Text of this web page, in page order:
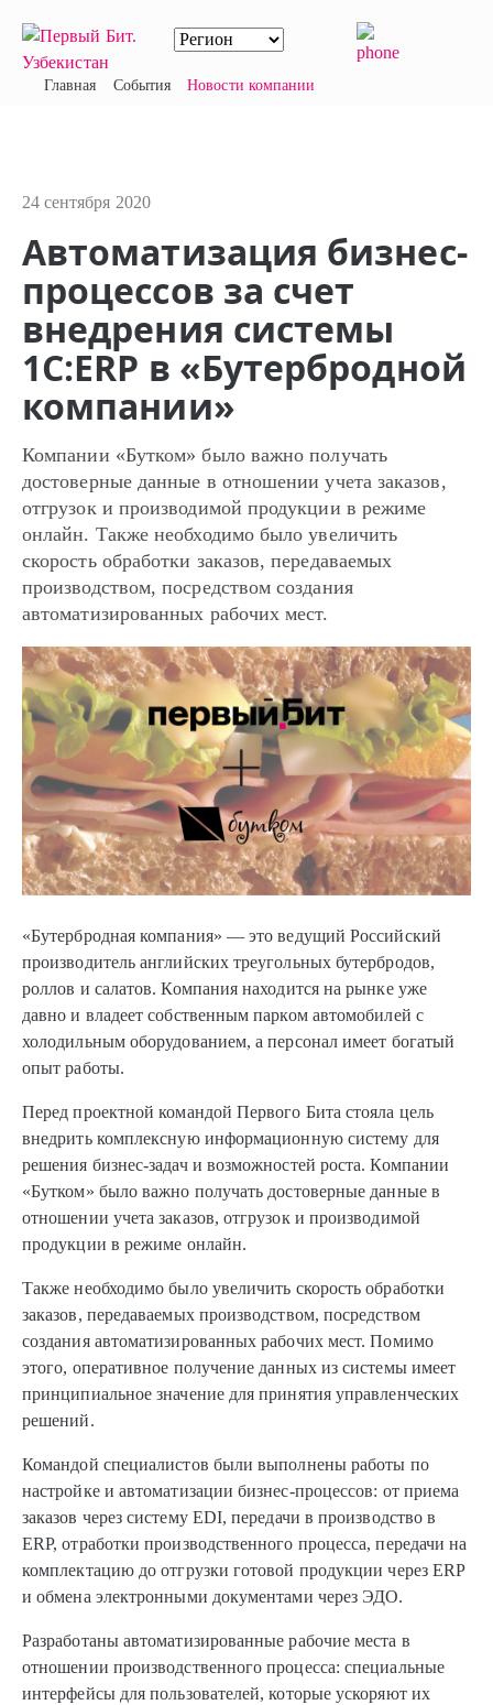
Главная События Новости компании
24 сентября 2020
Автоматизация бизнес-
процессов за счет
внедрения системы
1С:ERP в «Бутербродной
компании»
Компании «Бутком» было важно получать
достоверные данные в отношении учета заказов,
отгрузок и производимой продукции в режиме
онлайн. Также необходимо было увеличить
скорость обработки заказов, передаваемых
производством, посредством создания
автоматизированных рабочих мест.
«Бутербродная компания» — это ведущий Российский
производитель английских треугольных бутербродов,
роллов и салатов. Компания находится на рынке уже
давно и владеет собственным парком автомобилей с
холодильным оборудованием, а персонал имеет богатый
опыт работы.
Перед проектной командой Первого Бита стояла цель
внедрить комплексную информационную систему для
решения бизнес-задач и возможностей роста. Компании
«Бутком» было важно получать достоверные данные в
отношении учета заказов, отгрузок и производимой
продукции в режиме онлайн.
Также необходимо было увеличить скорость обработки
заказов, передаваемых производством, посредством
создания автоматизированных рабочих мест. Помимо
этого, оперативное получение данных из системы имеет
принципиальное значение для принятия управленческих
решений.
Командой специалистов были выполнены работы по
настройке и автоматизации бизнес-процессов: от приема
заказов через систему EDI, передачи в производство в
ERP, отработки производственного процесса, передачи на
комплектацию до отгрузки готовой продукции через ERP
и обмена электронными документами через ЭДО.
Разработаны автоматизированные рабочие места в
отношении производственного процесса: специальные
интерфейсы для пользователей, которые ускоряют их